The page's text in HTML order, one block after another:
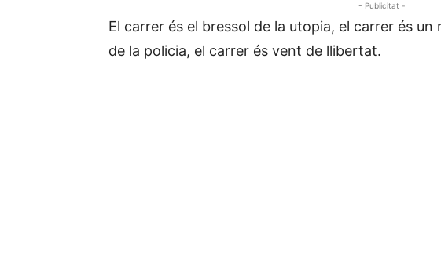
- Publicitat -
El carrer és el bressol de la utopia, el carrer és
de la policia, el carrer és vent de llibertat.